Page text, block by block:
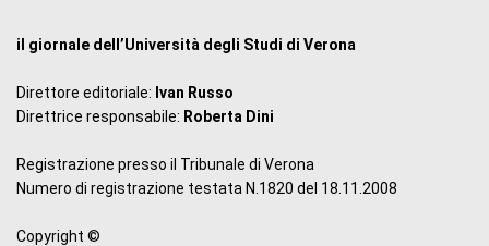
il giornale dell’Università degli Studi di Verona
Direttore editoriale: Ivan Russo
Direttrice responsabile: Roberta Dini
Registrazione presso il Tribunale di Verona
Numero di registrazione testata N.1820 del 18.11.2008
Copyright ©